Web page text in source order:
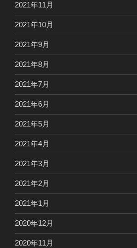
2021年11月
2021年10月
2021年9月
2021年8月
2021年7月
2021年6月
2021年5月
2021年4月
2021年3月
2021年2月
2021年1月
2020年12月
2020年11月